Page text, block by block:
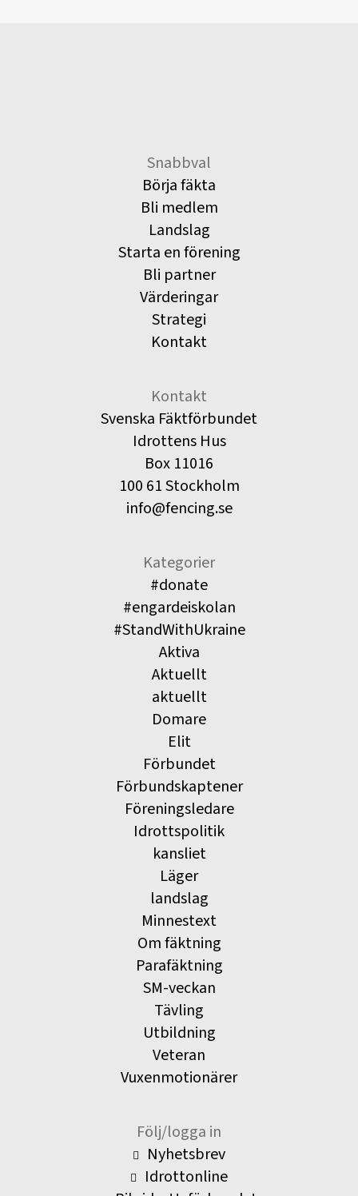
Snabbval
Börja fäkta
Bli medlem
Landslag
Starta en förening
Bli partner
Värderingar
Strategi
Kontakt
Kontakt
Svenska Fäktförbundet
Idrottens Hus
Box 11016
100 61 Stockholm
info@fencing.se
Kategorier
#donate
#engardeiskolan
#StandWithUkraine
Aktiva
Aktuellt
aktuellt
Domare
Elit
Förbundet
Förbundskaptener
Föreningsledare
Idrottspolitik
kansliet
Läger
landslag
Minnestext
Om fäktning
Parafäktning
SM-veckan
Tävling
Utbildning
Veteran
Vuxenmotionärer
Följ/logga in
Nyhetsbrev
Idrottonline